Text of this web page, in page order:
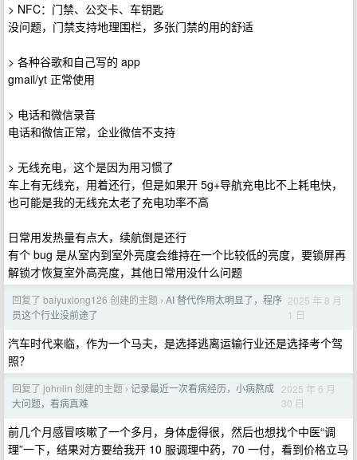
> NFC：门禁、公交卡、车钥匙
没问题，门禁支持地理围栏，多张门禁的用的舒适
> 各种谷歌和自己写的 app
gmail/yt 正常使用
> 电话和微信录音
电话和微信正常，企业微信不支持
> 无线充电，这个是因为用习惯了
车上有无线充，用着还行，但是如果开 5g+导航充电比不上耗电快，
也可能是我的无线充太老了充电功率不高
日常用发热量有点大，续航倒是还行
有个 bug 是从室内到室外亮度会维持在一个比较低的亮度，要锁屏再
解锁才恢复室外高亮度，其他日常用没什么问题
回复了 baiyuxiong126 创建的主题 › AI 替代作用太明显了，程序
员这个行业没前途了
2025 年 8 月
1 日
汽车时代来临，作为一个马夫，是选择逃离运输行业还是选择考个驾
照？
回复了 johnlin 创建的主题 › 记录最近一次看病经历，小病熬成
大问题，看病真难
2025 年 6 月
30 日
前几个月感冒咳嗽了一个多月，身体虚得很，然后也想找个中医“调
理”一下，结果对方要给我开 10 服调理中药，70 一付，看到价格立马